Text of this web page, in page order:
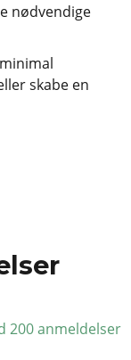
nødvendige
skabe en
200 anmeldelser